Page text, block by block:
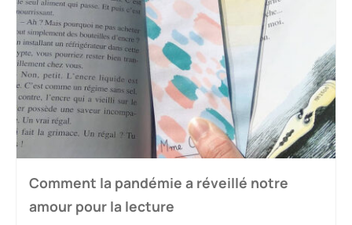
Comment la pandémie a réveillé notre
amour pour la lecture